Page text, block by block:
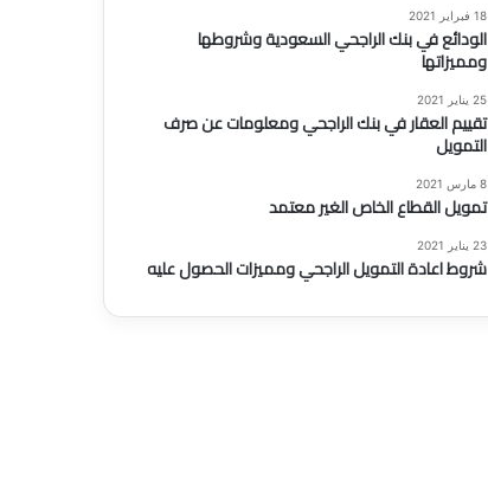
18 فبراير 2021
الودائع في بنك الراجحي السعودية وشروطها
ومميزاتها
25 يناير 2021
تقييم العقار في بنك الراجحي ومعلومات عن صرف
التمويل
8 مارس 2021
تمويل القطاع الخاص الغير معتمد
23 يناير 2021
شروط اعادة التمويل الراجحي ومميزات الحصول عليه